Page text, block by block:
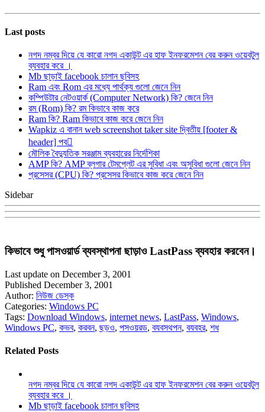
Last posts
নগদ নম্বর দিয়ে যে কারো নগদ একাউন্ট এর হাফ ইনফরমেশন বের করুন ওয়েবটুল
ব্যবহার করে ।
Mb ছাড়াই facebook চালান ছবিসহ
Ram এবং Rom এর মধ্যে পার্থক্য গুলো জেনে নিন
কম্পিউটার নেটওয়ার্ক (Computer Network) কি? জেনে নিন
রম (Rom) কি? রম কিভাবে কাজ করে
Ram কি? Ram কিভাবে কাজ করে জেনে নিন
Wapkiz এ বানান web screenshot taker site দ্বিতীয় [footer &
header] পব
মৌলিক বৈদ্যুতিক সরঞ্জাম ব্যবহারের নির্দেশিকা
AMP কি? AMP ব্লগার টেমপ্লেট এর সুবিধা এবং অসুবিধা গুলো জেনে নিন
প্রসেসর (CPU) কি? প্রসেসর কিভাবে কাজ করে জেনে নিন
Sidebar
কিভাবে শুধু পাসওয়ার্ড ব্যবস্থাপনা ছাড়াও LastPass ব্যবহার করবেন।
Last update on December 3, 2001
Published December 3, 2001
Author: নিউজ ডেস্ক
Categories: Windows PC
Tags: Download Windows, internet news, LastPass, Windows,
Windows PC, কভব, করবন, ছড়ও, পসওয়রড, বযবসথপন, বযবহর, শধ
Related Posts
নগদ নম্বর দিয়ে যে কারো নগদ একাউন্ট এর হাফ ইনফরমেশন বের করুন ওয়েবটুল
ব্যবহার করে ।
Mb ছাড়াই facebook চালান ছবিসহ